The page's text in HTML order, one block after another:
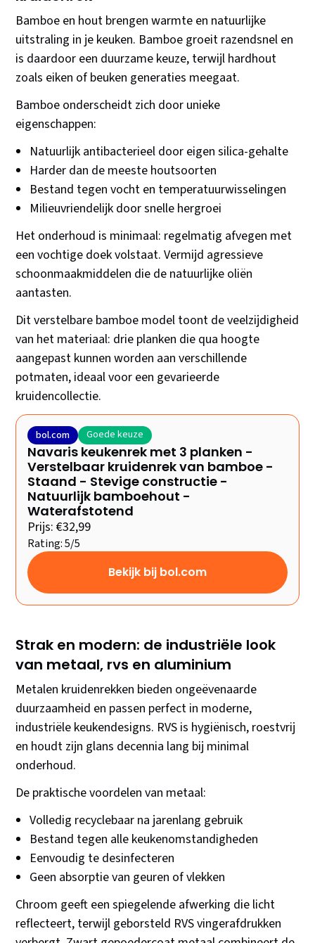
Bamboe en hout brengen warmte en natuurlijke
uitstraling in je keuken. Bamboe groeit razendsnel en
is daardoor een duurzame keuze, terwijl hardhout
zoals eiken of beuken generaties meegaat.
Bamboe onderscheidt zich door unieke
eigenschappen:
Natuurlijk antibacterieel door eigen silica-gehalte
Harder dan de meeste houtsoorten
Bestand tegen vocht en temperatuurwisselingen
Milieuvriendelijk door snelle hergroei
Het onderhoud is minimaal: regelmatig afvegen met
een vochtige doek volstaat. Vermijd agressieve
schoonmaakmiddelen die de natuurlijke oliën
aantasten.
Dit verstelbare bamboe model toont de veelzijdigheid
van het materiaal: drie planken die qua hoogte
aangepast kunnen worden aan verschillende
potmaten, ideaal voor een gevarieerde
kruidencollectie.
bol.com Goede keuze
Navaris keukenrek met 3 planken -
Verstelbaar kruidenrek van bamboe -
Staand - Stevige constructie -
Natuurlijk bamboehout -
Waterafstotend
Prijs: €32,99
Rating: 5/5
Bekijk bij bol.com
Strak en modern: de industriële look
van metaal, rvs en aluminium
Metalen kruidenrekken bieden ongeëvenaarde
duurzaamheid en passen perfect in moderne,
industriële keukendesigns. RVS is hygiënisch, roestvrij
en houdt zijn glans decennia lang bij minimal
onderhoud.
De praktische voordelen van metaal:
Volledig recyclebaar na jarenlang gebruik
Bestand tegen alle keukenomstandigheden
Eenvoudig te desinfecteren
Geen absorptie van geuren of vlekken
Chroom geeft een spiegelende afwerking die licht
reflecteert, terwijl geborsteld RVS vingerafdrukken